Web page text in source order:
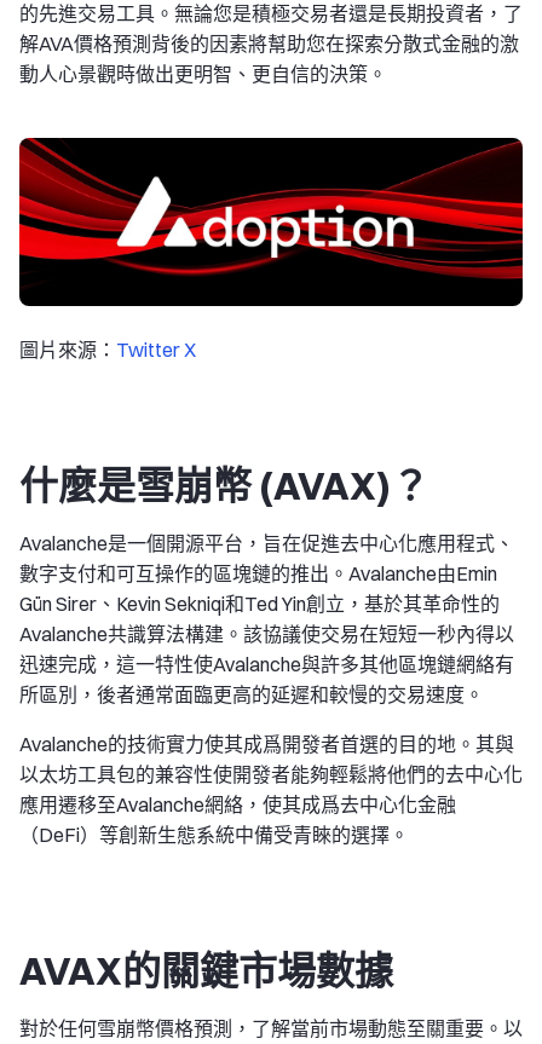
的先進交易工具。無論您是積極交易者還是長期投資者，了
解AVA價格預測背後的因素將幫助您在探索分散式金融的激
動人心景觀時做出更明智、更自信的決策。
圖片來源： Twitter X
什麼是雪崩幣 (AVAX)？
Avalanche是一個開源平台，旨在促進去中心化應用程式、
數字支付和可互操作的區塊鏈的推出。Avalanche由Emin
Gün Sirer、Kevin Sekniqi和Ted Yin創立，基於其革命性的
Avalanche共識算法構建。該協議使交易在短短一秒內得以
迅速完成，這一特性使Avalanche與許多其他區塊鏈網絡有
所區別，後者通常面臨更高的延遲和較慢的交易速度。
Avalanche的技術實力使其成爲開發者首選的目的地。其與
以太坊工具包的兼容性使開發者能夠輕鬆將他們的去中心化
應用遷移至Avalanche網絡，使其成爲去中心化金融
（DeFi）等創新生態系統中備受青睞的選擇。
AVAX的關鍵市場數據
對於任何雪崩幣價格預測，了解當前市場動態至關重要。以